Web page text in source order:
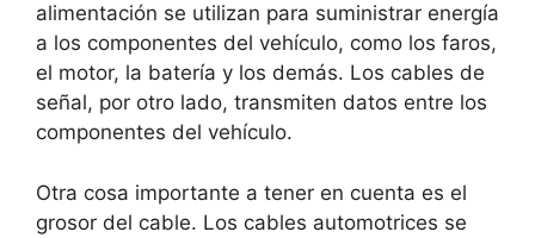
alimentación se utilizan para suministrar energía
a los componentes del vehículo, como los faros,
el motor, la batería y los demás. Los cables de
señal, por otro lado, transmiten datos entre los
componentes del vehículo.
Otra cosa importante a tener en cuenta es el
grosor del cable. Los cables automotrices se